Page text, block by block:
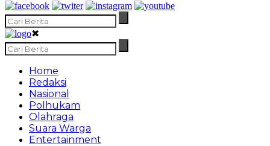
✖
Home
Redaksi
Nasional
Polhukam
Olahraga
Suara Warga
Entertainment